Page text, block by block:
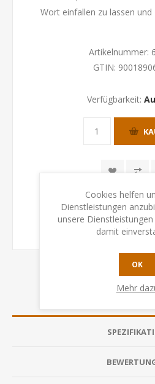
Wort einfallen zu lassen und
Artikelnummer:
GTIN:
Verfügbarkeit:
Cookies helfen
Dienstleistungen
unsere
damit
OK
Mehr